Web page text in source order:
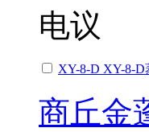
电议
XY-8-D XY-8-D
商丘金